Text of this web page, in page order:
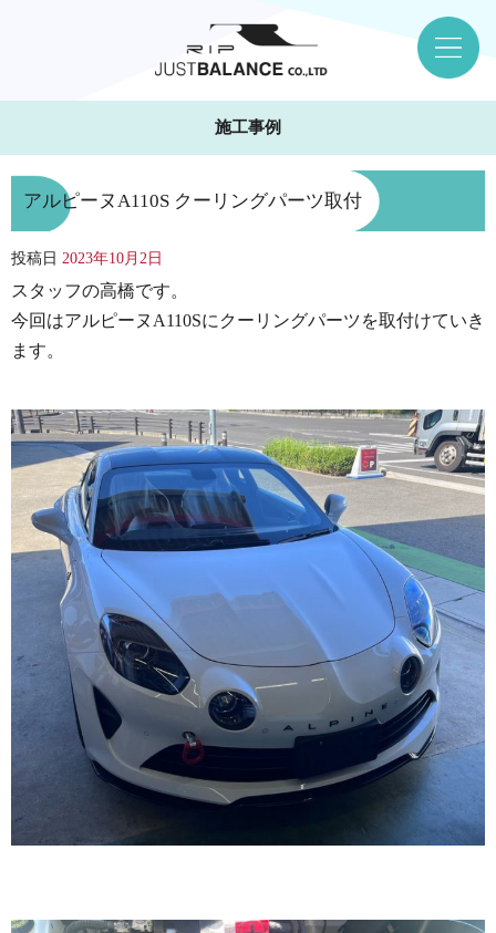
施工事例
アルピーヌA110S クーリングパーツ取付
投稿日 2023年10月2日
スタッフの高橋です。
今回はアルピーヌA110Sにクーリングパーツを取付けていき
ます。